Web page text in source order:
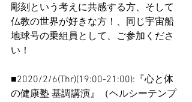
彫刻という考えに共感する方、そして
仏教の世界が好きな方！、同じ宇宙船
地球号の乗組員として、ご参加くださ
い！
■2020/2/6(Thr)(19:00-21:00):『心と体
の健康塾 基調講演』（ヘルシーテンプ